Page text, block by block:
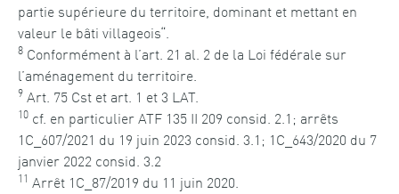
partie supérieure du territoire, dominant et mettant en
valeur le bâti villageois“.
8 Conformément à l’art. 21 al. 2 de la Loi fédérale sur
l’aménagement du territoire.
9 Art. 75 Cst et art. 1 et 3 LAT.
10 cf. en particulier ATF 135 II 209 consid. 2.1; arrêts
1C_607/2021 du 19 juin 2023 consid. 3.1; 1C_643/2020 du 7
janvier 2022 consid. 3.2
11 Arrêt 1C_87/2019 du 11 juin 2020.